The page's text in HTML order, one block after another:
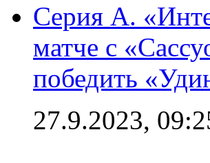
Серия А.
матче с
победить
27.9.2023,